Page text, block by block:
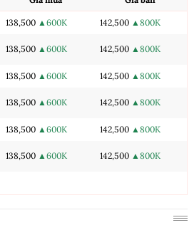
138,500 ▲600K 142,500 ▲800K
138,500 ▲600K 142,500 ▲800K
138,500 ▲600K 142,500 ▲800K
138,500 ▲600K 142,500 ▲800K
138,500 ▲600K 142,500 ▲800K
138,500 ▲600K 142,500 ▲800K